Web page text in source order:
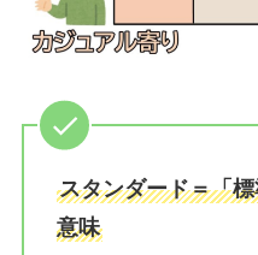
スタンダード＝「
意味